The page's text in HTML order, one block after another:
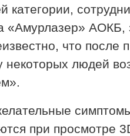
категории,
«Амурлазер» АОКБ,
что после
некоторых людей
при просмотре